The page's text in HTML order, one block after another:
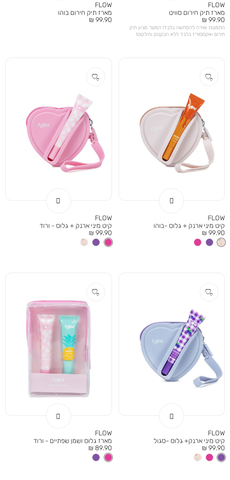
FLOW
מארז תיק חירום סוויט
מחיר
מוצר
99.90 ₪
התמונות אוירה להמחשה בלבד! המוצר מגיע תיק
חירום ואקססוריז בלבד ללא הבקבוק והילקוט!
FLOW
מארז תיק חירום בוהו
מחיר
99.90 ₪
FLOW
קיט מיני ארנק + גלוס -בוהו
מחיר
מוצר
99.90 ₪
FLOW
קיט מיני ארנק + גלוס - ורוד
מחיר
מוצר
99.90 ₪
FLOW
קיט מיני ארנק+ גלוס -סגול
מחיר
מוצר
99.90 ₪
FLOW
מארז גלוס ושמן שפתיים - ורוד
מחיר
מוצר
89.90 ₪